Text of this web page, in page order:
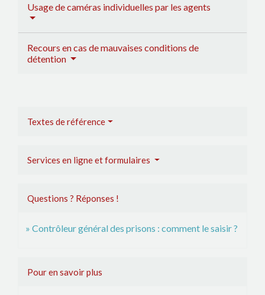
Usage de caméras individuelles par les agents
Recours en cas de mauvaises conditions de
détention
Textes de référence
Services en ligne et formulaires
Questions ? Réponses !
Contrôleur général des prisons : comment le saisir ?
Pour en savoir plus